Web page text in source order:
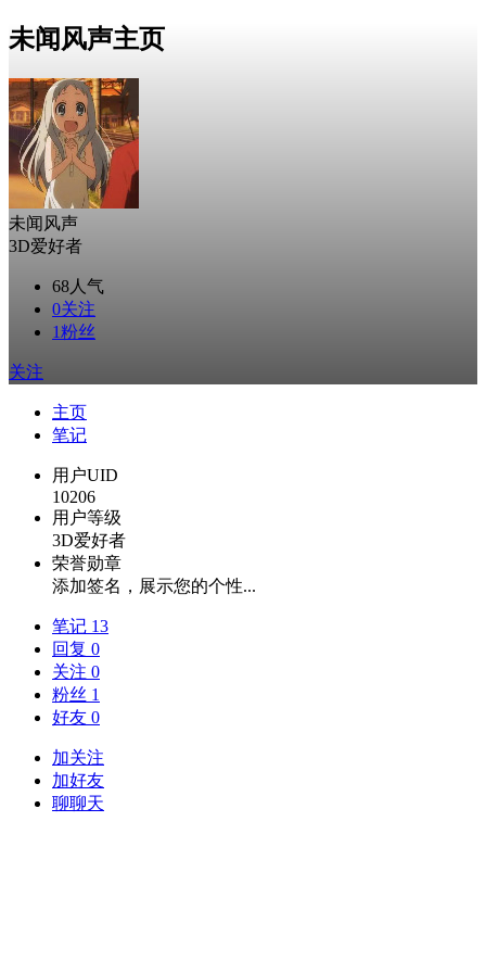
未闻风声主页
未闻风声
3D爱好者
68 人气
0关注
1粉丝
关注
主页
笔记
用户UID
10206
用户等级
3D爱好者
荣誉勋章
添加签名，展示您的个性...
笔记 13
回复 0
关注 0
粉丝 1
好友 0
加关注
加好友
聊聊天